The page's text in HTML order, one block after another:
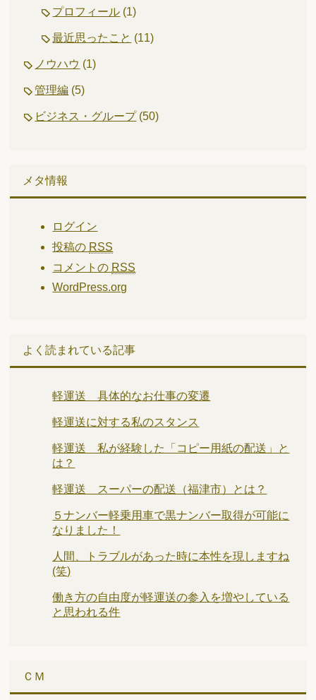
プロフィール (1)
最近思ったこと (11)
ノウハウ (1)
管理編 (5)
ビジネス・グループ(50)
メタ情報
ログイン
投稿の RSS
コメントの RSS
WordPress.org
よく読まれている記事
軽運送 具体的なお仕事の変遷
軽運送に対する私のスタンス
軽運送 私が経験した「コピー用紙の配送」と
は？
軽運送 スーパーの配送（福津市）とは？
５ナンバー軽乗用車で黒ナンバー取得が可能に
なりました！
人間、トラブルがあった時に本性を現しますね
(笑)
働き方の自由度が軽運送の参入を増やしている
と思われる件
ＣＭ